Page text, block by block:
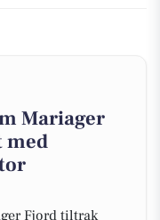
Mariager
med
Fjord tiltrak